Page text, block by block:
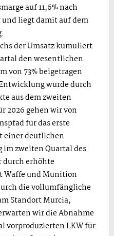
auf 11,6% nach
und liegt damit auf dem
der Umsatz kumuliert
den wesentlichen
von 73% beigetragen
wurde durch
aus dem zweiten
2026 gehen wir von
für das erste
einer deutlichen
zweiten Quartal des
durch erhöhte
Waffe und Munition
die vollumfängliche
Standort Murcia,
wir die Abnahme
vorproduzierten LKW für